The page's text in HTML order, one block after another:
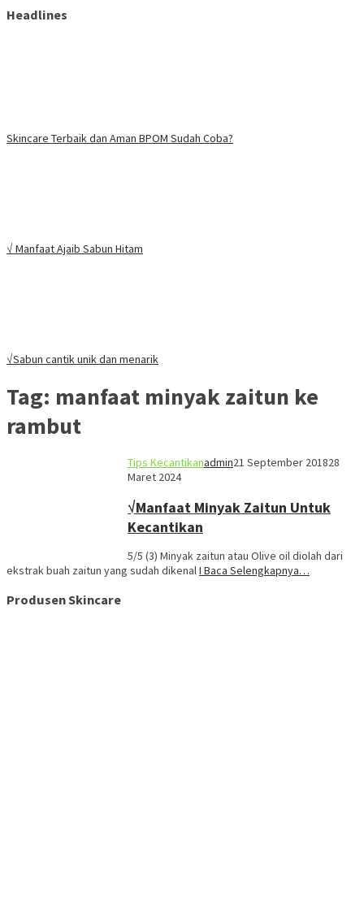
Headlines
Skincare Terbaik dan Aman BPOM Sudah Coba?
√ Manfaat Ajaib Sabun Hitam
√Sabun cantik unik dan menarik
Tag: manfaat minyak zaitun ke
rambut
Tips Kecantikanadmin21 September 201828
Maret 2024
√Manfaat Minyak Zaitun Untuk
Kecantikan
5/5 (3) Minyak zaitun atau Olive oil diolah dari
ekstrak buah zaitun yang sudah dikenalI Baca Selengkapnya…
Produsen Skincare